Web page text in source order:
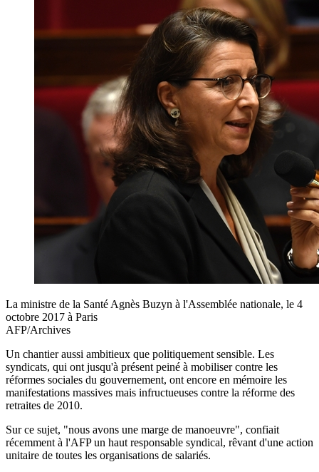
La ministre de la Santé Agnès Buzyn à l'Assemblée nationale, le 4
octobre 2017 à Paris
AFP/Archives
Un chantier aussi ambitieux que politiquement sensible. Les
syndicats, qui ont jusqu'à présent peiné à mobiliser contre les
réformes sociales du gouvernement, ont encore en mémoire les
manifestations massives mais infructueuses contre la réforme des
retraites de 2010.
Sur ce sujet, "nous avons une marge de manoeuvre", confiait
récemment à l'AFP un haut responsable syndical, rêvant d'une action
unitaire de toutes les organisations de salariés.